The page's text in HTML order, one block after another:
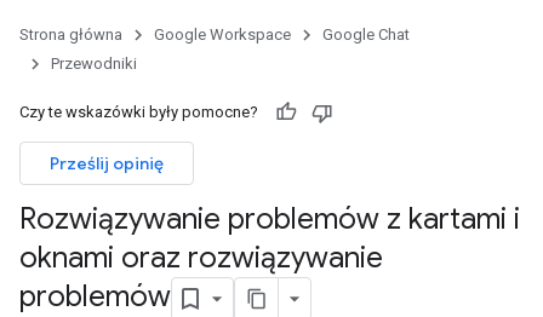
Strona główna Google Workspace
Google Chat
Przewodniki
Czy te wskazówki były pomocne?
Prześlij opinię
Rozwiązywanie problemów z kartami i
oknami oraz rozwiązywanie
problemów